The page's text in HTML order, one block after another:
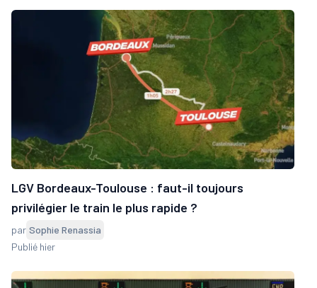
LGV Bordeaux-Toulouse : faut-il toujours
privilégier le train le plus rapide ?
par Sophie Renassia
Publié hier